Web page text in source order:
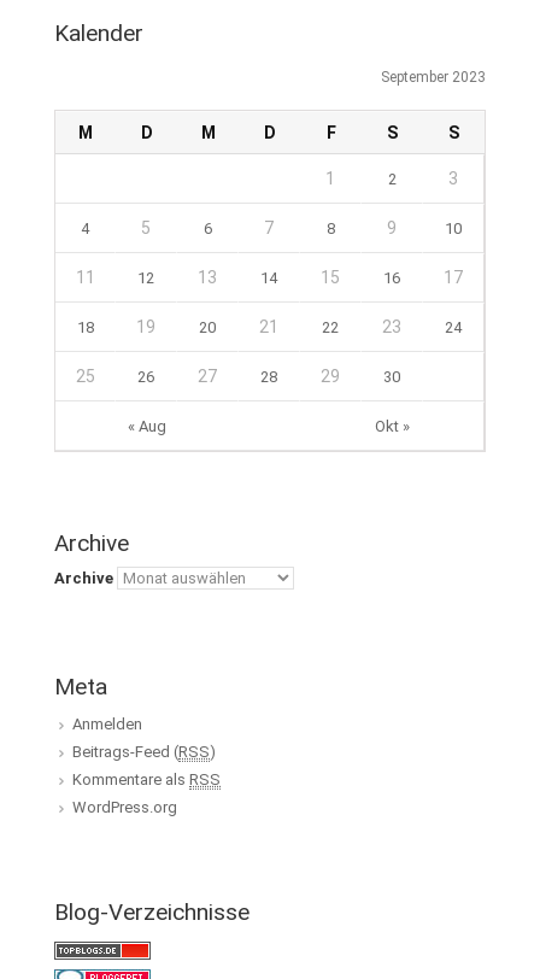
Kalender
September 2023
M D M D F S S
« Aug Okt »
1 2 3
4 5 6 7 8 9 10
11 12 13 14 15 16 17
18 19 20 21 22 23 24
25 26 27 28 29 30
Archive
Archive
Meta
Anmelden
Beitrags-Feed (RSS)
Kommentare als RSS
WordPress.org
Blog-Verzeichnisse